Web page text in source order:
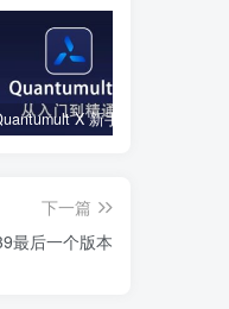
下一篇
最后一个版本